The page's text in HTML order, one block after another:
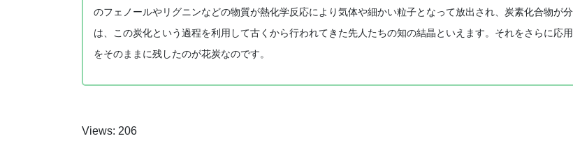
のフェノールやリグニンなどの物質が熱化学反応により気体や細かい粒子となって放出され、炭素化合物が
は、この炭化という過程を利用して古くから行われてきた先人たちの知の結晶といえます。それをさらに応
をそのままに残したのが花炭なのです。
Views: 206